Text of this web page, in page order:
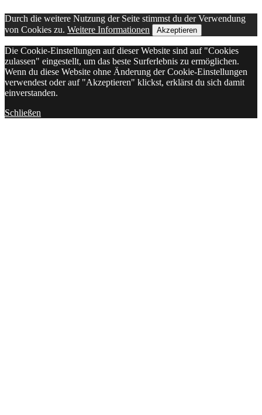
Durch die weitere Nutzung der Seite stimmst du der Verwendung
von Cookies zu. Weitere Informationen Akzeptieren
Die Cookie-Einstellungen auf dieser Website sind auf "Cookies
zulassen" eingestellt, um das beste Surferlebnis zu ermöglichen.
Wenn du diese Website ohne Änderung der Cookie-Einstellungen
verwendest oder auf "Akzeptieren" klickst, erklärst du sich damit
einverstanden.
Schließen